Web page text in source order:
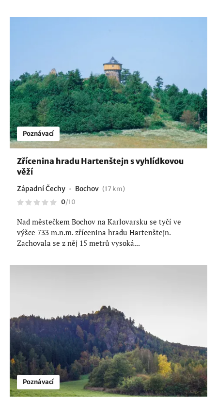
Poznávací
Zřícenina hradu Hartenštejn s vyhlídkovou
věží
Západní Čechy Bochov (17 km)
0/10
Nad městečkem Bochov na Karlovarsku se tyčí ve
výšce 733 m.n.m. zřícenina hradu Hartenštejn.
Zachovala se z něj 15 metrů vysoká...
Poznávací